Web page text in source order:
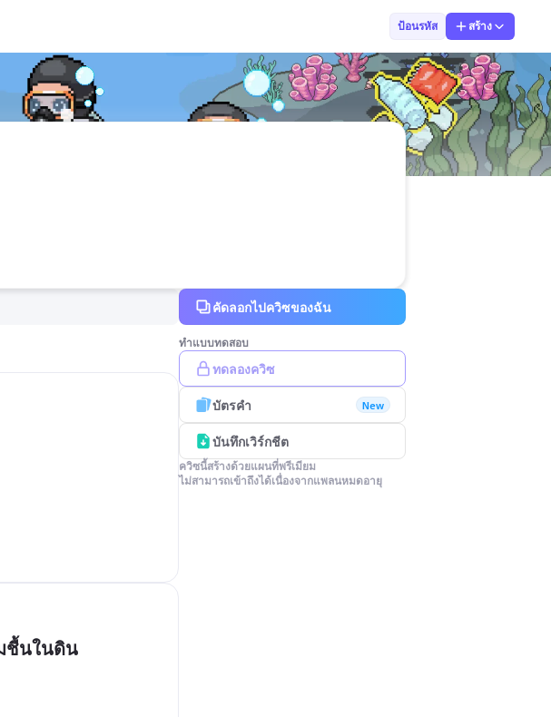
ป้อนรหัส สร้าง
ชื้นในดิน
คัดลอกไปควิซของฉัน
ทำแบบทดสอบ
ทดลองควิซ
บัตรคำ New
บันทึกเวิร์กชีต
ควิซนี้สร้างด้วยแผนที่พรีเมียม
ไม่สามารถเข้าถึงได้เนื่องจากแพลนหมดอายุ